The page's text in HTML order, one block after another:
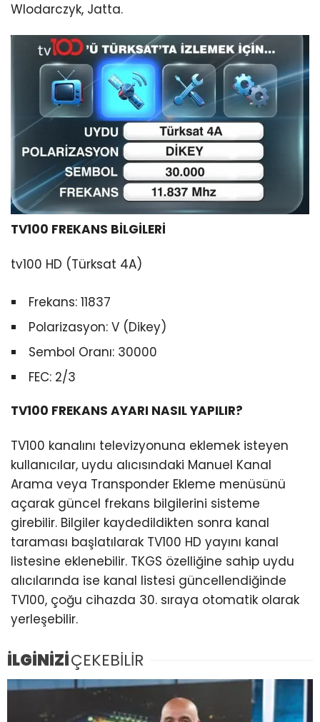
Wlodarczyk, Jatta.
TV100 FREKANS BİLGİLERİ
tv100 HD (Türksat 4A)
Frekans: 11837
Polarizasyon: V (Dikey)
Sembol Oranı: 30000
FEC: 2/3
TV100 FREKANS AYARI NASIL YAPILIR?
TV100 kanalını televizyonuna eklemek isteyen
kullanıcılar, uydu alıcısındaki Manuel Kanal
Arama veya Transponder Ekleme menüsünü
açarak güncel frekans bilgilerini sisteme
girebilir. Bilgiler kaydedildikten sonra kanal
taraması başlatılarak TV100 HD yayını kanal
listesine eklenebilir. TKGS özelliğine sahip uydu
alıcılarında ise kanal listesi güncellendiğinde
TV100, çoğu cihazda 30. sıraya otomatik olarak
yerleşebilir.
İLGİNİZİÇEKEBİLİR